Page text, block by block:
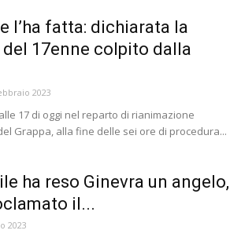
l’ha fatta: dichiarata la
17enne colpito dalla
2023
17 di oggi nel reparto di rianimazione
Grappa, alla fine delle sei ore di procedura...
ha reso Ginevra un angelo,
il...
2023